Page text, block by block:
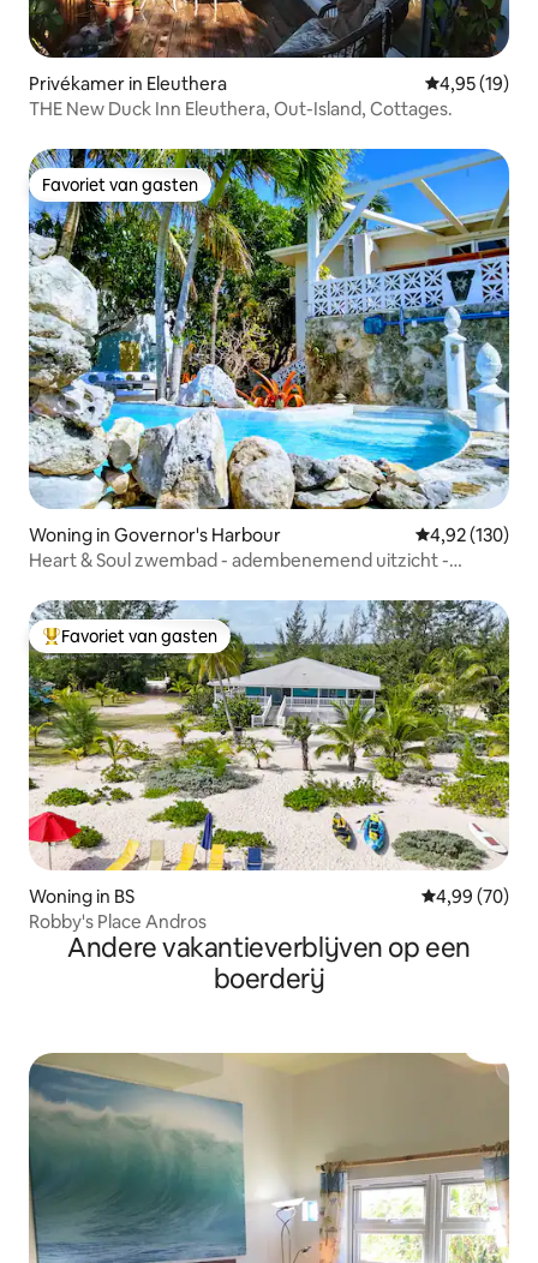
Privékamer in Eleuthera Gemiddelde
4,95 (19)
THE New Duck Inn Eleuthera, Out-Island, Cottages.
Favoriet van gasten
Favoriet van gasten
Woning in Governor's Harbour Gemiddelde
4,92 (130)
Heart & Soul zwembad - adembenemend uitzicht -
Topfavoriet van gasten
Favoriet van gasten
Woning in BS Gemiddelde
4,99 (70)
Robby's Place Andros
Andere vakantieverblijven op een
boerderij